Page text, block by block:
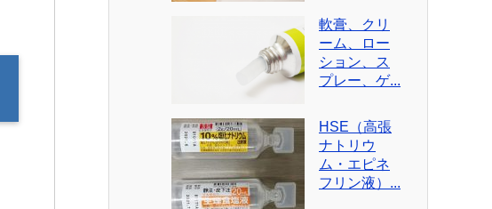
軟膏、クリ
ーム、ロー
ション、ス
プレー、ゲ...
HSE（高張
ナトリウ
ム・エピネ
フリン液）...